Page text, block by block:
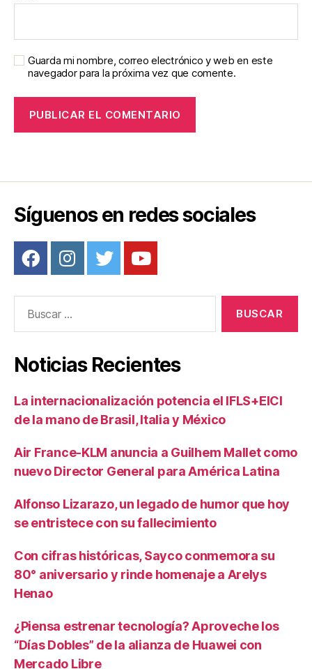
Guarda mi nombre, correo electrónico y web en este
navegador para la próxima vez que comente.
Síguenos en redes sociales
Noticias Recientes
La internacionalización potencia el IFLS+EICI
de la mano de Brasil, Italia y México
Air France-KLM anuncia a Guilhem Mallet como
nuevo Director General para América Latina
Alfonso Lizarazo, un legado de humor que hoy
se entristece con su fallecimiento
Con cifras históricas, Sayco conmemora su
80° aniversario y rinde homenaje a Arelys
Henao
¿Piensa estrenar tecnología? Aproveche los
“Días Dobles” de la alianza de Huawei con
Mercado Libre